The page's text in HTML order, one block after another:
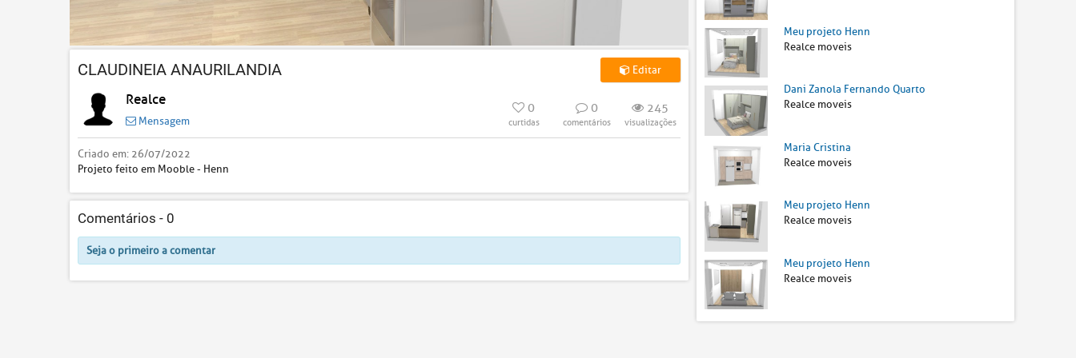
CLAUDINEIA ANAURILANDIA Editar
Realce
Mensagem
0
curtidas
0
comentários
245
visualizações
Criado em: 26/07/2022
Projeto feito em Mooble - Henn
Comentários - 0
Seja o primeiro a comentar
Meu projeto Henn
Realce moveis
Dani Zanola Fernando Quarto
Realce moveis
Maria Cristina
Realce moveis
Meu projeto Henn
Realce moveis
Meu projeto Henn
Realce moveis